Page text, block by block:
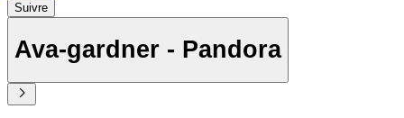
Suivre
Ava-gardner - Pandora